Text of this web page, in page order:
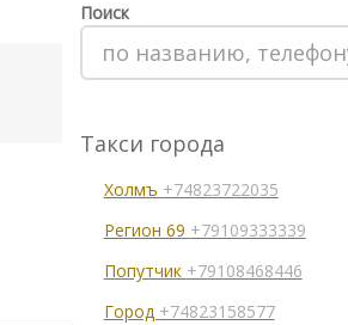
Поиск
Такси города
Холмъ +74823722035
Регион 69 +79109333339
Попутчик +79108468446
Город +74823158577